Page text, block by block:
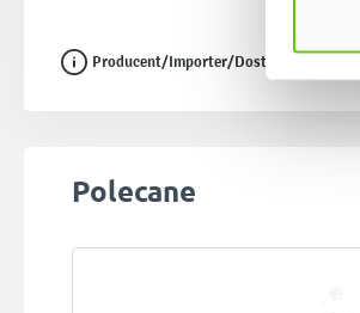
Producent/Importer/Dostawca
Pomiń galerię produktów
Polecane